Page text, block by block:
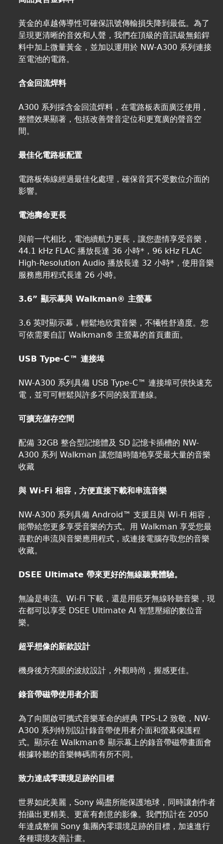
黃金的卓越傳導性可確保訊號傳輸損失降到最低。為了
呈現更清晰的音效和人聲，我們在頂級的音訊級無鉛銲
料中加上微量黃金，並加以運用於 NW-A300 系列連接
至電池的電路。
含金回流焊料
A300 系列採含金回流焊料，在電路板表面廣泛使用，
整體效果顯著，包括改善聲音定位和更寬廣的聲音空
間。
最佳化電路板配置
電路板佈線經過最佳化處理，確保音質不受數位介面的
影響。
電池壽命更長
與前一代相比，電池續航力更長，讓您盡情享受音樂，
44.1 kHz FLAC 播放長達 36 小時*，96 kHz FLAC
High-Resolution Audio 播放長達 32 小時*，使用音樂
服務應用程式長達 26 小時。
3.6” 顯示幕與 Walkman® 主螢幕
3.6 英吋顯示幕，輕鬆地欣賞音樂，不犧牲舒適度。您
可依需要自訂 Walkman® 主螢幕的首頁畫面。
USB Type-C™ 連接埠
NW-A300 系列具備 USB Type-C™ 連接埠可供快速充
電，並可可輕鬆與許多不同的裝置連線。
可擴充儲存空間
配備 32GB 整合型記憶體及 SD 記憶卡插槽的 NW-
A300 系列 Walkman 讓您隨時隨地享受最大量的音樂
收藏
與 Wi-Fi 相容，方便直接下載和串流音樂
NW-A300 系列具備 Android™ 支援且與 Wi-Fi 相容，
能帶給您更多享受音樂的方式。用 Walkman 享受您最
喜歡的串流與音樂應用程式，或連接電腦存取您的音樂
收藏。
DSEE Ultimate 帶來更好的無線聽覺體驗。
無論是串流、Wi-Fi 下載，還是用藍牙無線聆聽音樂，現
在都可以享受 DSEE Ultimate AI 智慧壓縮的數位音
樂。
超乎想像的新款設計
機身後方亮眼的波紋設計，外觀時尚，握感更佳。
錄音帶磁帶使用者介面
為了向開啟可攜式音樂革命的經典 TPS-L2 致敬，NW-
A300 系列特別設計錄音帶使用者介面和螢幕保護程
式。顯示在 Walkman® 顯示幕上的錄音帶磁帶畫面會
根據聆聽的音樂轉碼而有所不同。
致力達成零環境足跡的目標
世界如此美麗，Sony 竭盡所能保護地球，同時讓創作者
拍攝出更精美、更富有創意的影像。我們預計在 2050
年達成整個 Sony 集團內零環境足跡的目標，加速進行
各種環境友善計畫。